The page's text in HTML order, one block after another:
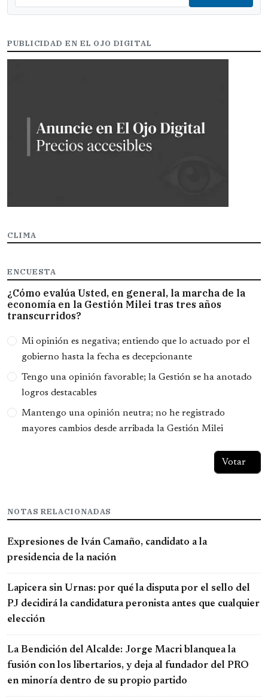
PUBLICIDAD EN EL OJO DIGITAL
CLIMA
ENCUESTA
¿Cómo evalúa Usted, en general, la marcha de la
economía en la Gestión Milei tras tres años
transcurridos?
Opciones
Mi opinión es negativa; entiendo que lo actuado por el
gobierno hasta la fecha es decepcionante
Tengo una opinión favorable; la Gestión se ha anotado
logros destacables
Mantengo una opinión neutra; no he registrado
mayores cambios desde arribada la Gestión Milei
NOTAS RELACIONADAS
Expresiones de Iván Camaño, candidato a la
presidencia de la nación
Lapicera sin Urnas: por qué la disputa por el sello del
PJ decidirá la candidatura peronista antes que cualquier
elección
La Bendición del Alcalde: Jorge Macri blanquea la
fusión con los libertarios, y deja al fundador del PRO
en minoría dentro de su propio partido